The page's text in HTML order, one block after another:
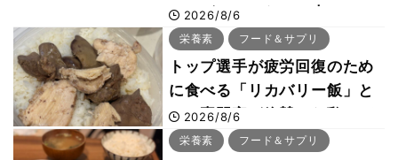
ス」が口コミだけで大ヒット
した納得の理由 木澤大祐が
解説
2026/8/6
栄養素 フード＆サプリ
トップ選手が疲労回復のため
に食べる「リカバリー飯」と
は？専門家が絶賛した鶏レバ
ー活用法
2026/8/6
栄養素 フード＆サプリ